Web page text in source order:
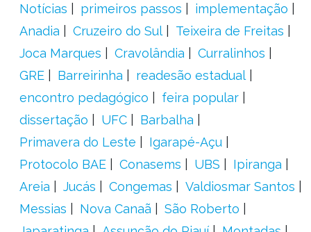
Notícias primeiros passos
implementação
Anadia
Cruzeiro do Sul
Teixeira de Freitas
Joca Marques
Cravolândia
Curralinhos
GRE
Barreirinha
readesão estadual
encontro pedagógico
feira popular
dissertação
UFC
Barbalha
Primavera do Leste
Igarapé-Açu
Protocolo BAE
Conasems UBS
Ipiranga
Areia
Jucás Congemas
Valdiosmar Santos
Messias
Nova Canaã
São Roberto